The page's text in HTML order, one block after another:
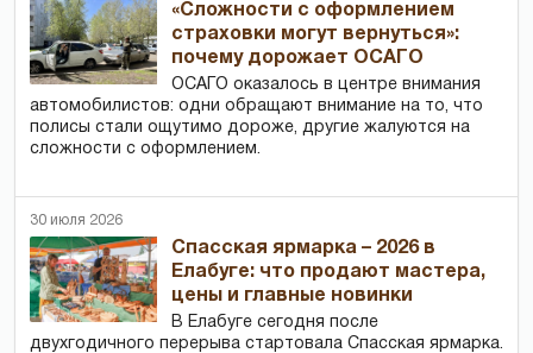
«Сложности с оформлением
страховки могут вернуться»:
почему дорожает ОСАГО
ОСАГО оказалось в центре внимания
автомобилистов: одни обращают внимание на то, что
полисы стали ощутимо дороже, другие жалуются на
сложности с оформлением.
30 июля 2026
Спасская ярмарка – 2026 в
Елабуге: что продают мастера,
цены и главные новинки
В Елабуге сегодня после
двухгодичного перерыва стартовала Спасская ярмарка.